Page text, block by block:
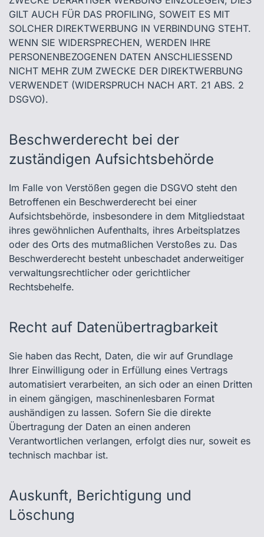
GILT AUCH FÜR DAS PROFILING, SOWEIT ES MIT
SOLCHER DIREKTWERBUNG IN VERBINDUNG STEHT.
WENN SIE WIDERSPRECHEN, WERDEN IHRE
PERSONENBEZOGENEN DATEN ANSCHLIESSEND
NICHT MEHR ZUM ZWECKE DER DIREKTWERBUNG
VERWENDET (WIDERSPRUCH NACH ART. 21 ABS. 2
DSGVO).
Beschwerde­recht bei der
zuständigen Aufsichts­behörde
Im Falle von Verstößen gegen die DSGVO steht den
Betroffenen ein Beschwerderecht bei einer
Aufsichtsbehörde, insbesondere in dem Mitgliedstaat
ihres gewöhnlichen Aufenthalts, ihres Arbeitsplatzes
oder des Orts des mutmaßlichen Verstoßes zu. Das
Beschwerderecht besteht unbeschadet anderweitiger
verwaltungsrechtlicher oder gerichtlicher
Rechtsbehelfe.
Recht auf Daten­übertrag­barkeit
Sie haben das Recht, Daten, die wir auf Grundlage
Ihrer Einwilligung oder in Erfüllung eines Vertrags
automatisiert verarbeiten, an sich oder an einen Dritten
in einem gängigen, maschinenlesbaren Format
aushändigen zu lassen. Sofern Sie die direkte
Übertragung der Daten an einen anderen
Verantwortlichen verlangen, erfolgt dies nur, soweit es
technisch machbar ist.
Auskunft, Berichtigung und
Löschung